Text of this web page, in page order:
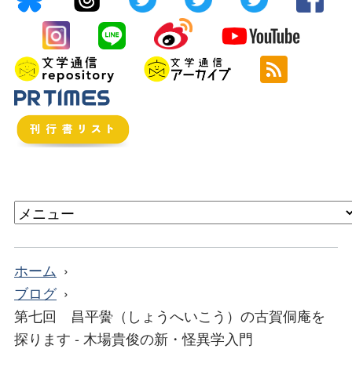
ホーム
ブログ
第七回 昌平黌（しょうへいこう）の古賀侗庵を
探ります - 木場貴俊の新・怪異学入門